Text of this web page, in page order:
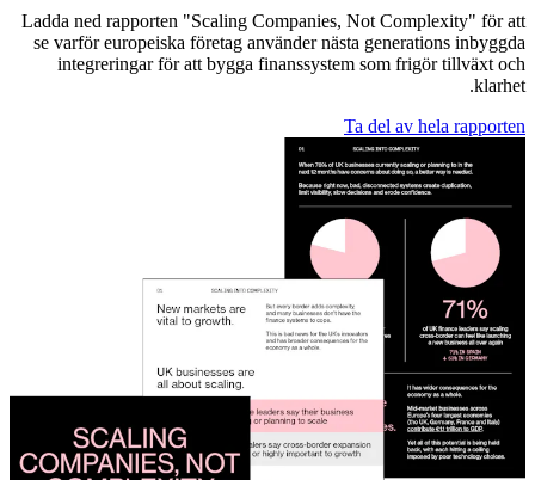
Ladda ned rapporten "Scaling Companies, Not Complexity" för att
se varför europeiska företag använder nästa generations inbyggda
integreringar för att bygga finanssystem som frigör tillväxt och
klarhet.
Ta del av hela rapporten